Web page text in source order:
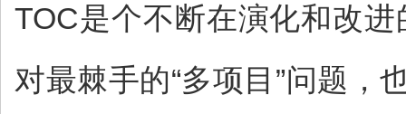
TOC是个不断在演化和改
对最棘手的“多项目”问题